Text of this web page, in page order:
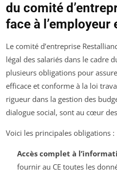
du comité
face à l’employeur
Le comité d’entreprise
légal des salariés dans le cadre
plusieurs obligations pour
efficace et conforme à la loi
rigueur dans la gestion des
dialogue social, sont au cœur
Voici les principales obligations :
Accès complet à
fournir au CE toutes les